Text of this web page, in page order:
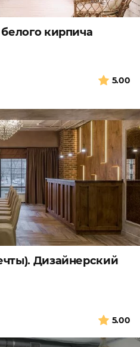
кирпича
5.00
Дизайнерский
5.00